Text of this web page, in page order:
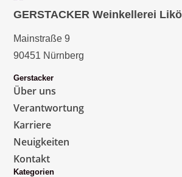
GERSTACKER Weinkellerei
Mainstraße 9
90451 Nürnberg
Gerstacker
Über uns
Verantwortung
Karriere
Neuigkeiten
Kontakt
Kategorien